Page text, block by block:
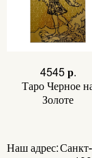
4545 р.
Таро Черное
Золоте
Наш адрес: